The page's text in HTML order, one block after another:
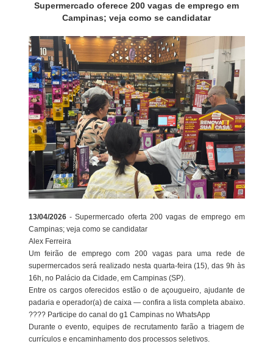
Supermercado oferece 200 vagas de emprego em
Campinas; veja como se candidatar
13/04/2026 - Supermercado oferta 200 vagas de emprego em
Campinas; veja como se candidatar
Alex Ferreira
Um feirão de emprego com 200 vagas para uma rede de
supermercados será realizado nesta quarta-feira (15), das 9h às
16h, no Palácio da Cidade, em Campinas (SP).
Entre os cargos oferecidos estão o de açougueiro, ajudante de
padaria e operador(a) de caixa — confira a lista completa abaixo.
???? Participe do canal do g1 Campinas no WhatsApp
Durante o evento, equipes de recrutamento farão a triagem de
currículos e encaminhamento dos processos seletivos.